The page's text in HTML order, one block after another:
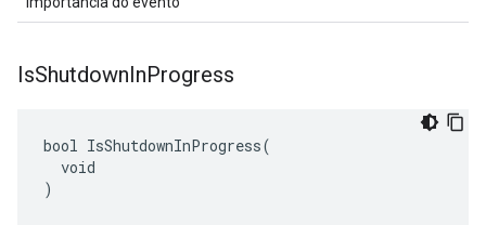
IsShutdownInProgress
bool IsShutdownInProgress(
  void
)